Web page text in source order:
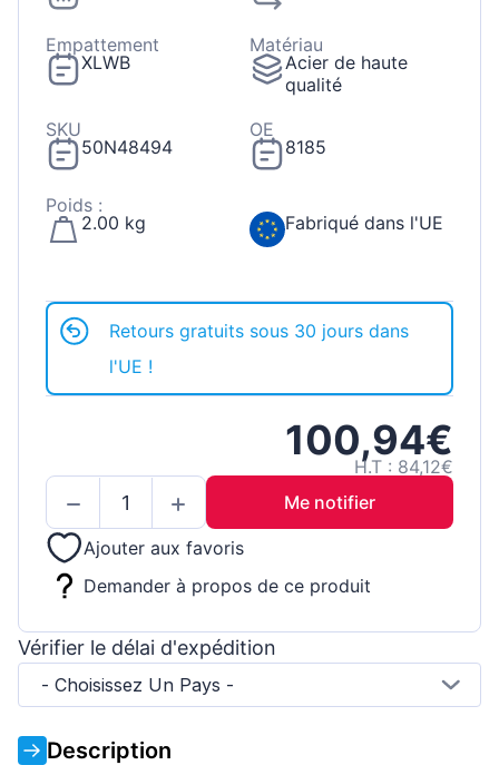
Empattement
XLWB
Matériau
Acier de haute
qualité
SKU
50N48494
OE
8185
Poids :
2.00 kg
Fabriqué dans l'UE
Retours gratuits sous 30 jours dans
l'UE !
100,94€
H.T : 84,12€
Me notifier
Ajouter aux favoris
Demander à propos de ce produit
Vérifier le délai d'expédition
- Choisissez Un Pays -
Description